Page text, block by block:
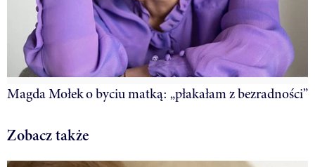
Magda Mołek o byciu matką: „płakałam z bezradności”
Zobacz także